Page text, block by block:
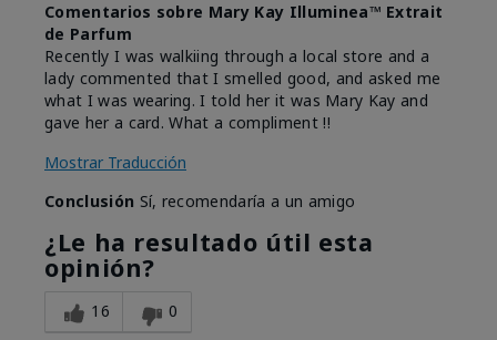
Comentarios sobre Mary Kay Illuminea™ Extrait
de Parfum
Recently I was walkiing through a local store and a
lady commented that I smelled good, and asked me
what I was wearing. I told her it was Mary Kay and
gave her a card. What a compliment !!
Mostrar Traducción
Conclusión Sí, recomendaría a un amigo
¿Le ha resultado útil esta
opinión?
16 0